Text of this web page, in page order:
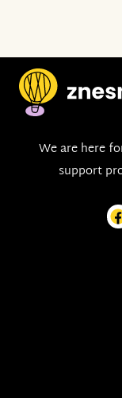
We are here
support